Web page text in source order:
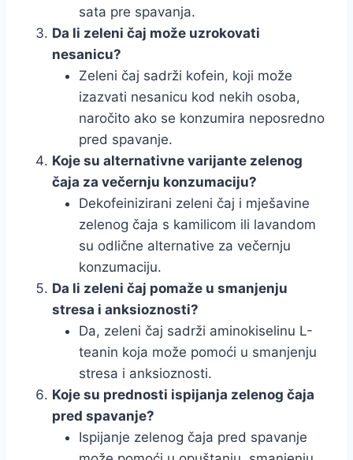
sata pre spavanja.
Da li zeleni čaj može uzrokovati
nesanicu?
Zeleni čaj sadrži kofein, koji može
izazvati nesanicu kod nekih osoba,
naročito ako se konzumira neposredno
pred spavanje.
Koje su alternativne varijante zelenog
čaja za večernju konzumaciju?
Dekofeinizirani zeleni čaj i mješavine
zelenog čaja s kamilicom ili lavandom
su odlične alternative za večernju
konzumaciju.
Da li zeleni čaj pomaže u smanjenju
stresa i anksioznosti?
Da, zeleni čaj sadrži aminokiselinu L-
teanin koja može pomoći u smanjenju
stresa i anksioznosti.
Koje su prednosti ispijanja zelenog čaja
pred spavanje?
Ispijanje zelenog čaja pred spavanje